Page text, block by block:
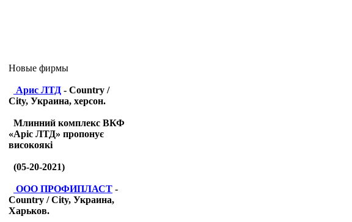
Новые фирмы
Арис ЛТД - Country /
City, Украина, херсон.
Млинний комплекс ВКФ
«Аріс ЛТД» пропонує
високоякі
(05-20-2021)
ООО ПРОФИПЛАСТ -
Country / City, Украина,
Харьков.